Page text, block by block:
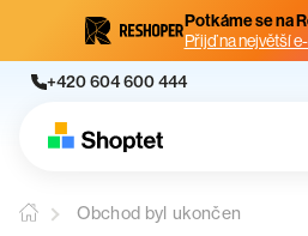
Potkáme se na
Přijď na největší
+420 604 600 444
Obchod byl ukončen